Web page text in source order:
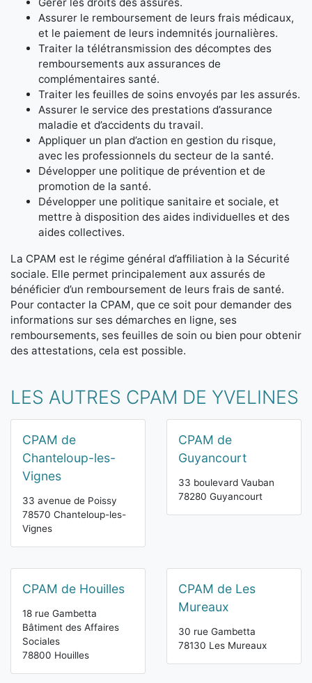
Gérer les droits des assurés.
Assurer le remboursement de leurs frais médicaux,
et le paiement de leurs indemnités journalières.
Traiter la télétransmission des décomptes des
remboursements aux assurances de
complémentaires santé.
Traiter les feuilles de soins envoyés par les assurés.
Assurer le service des prestations d’assurance
maladie et d’accidents du travail.
Appliquer un plan d’action en gestion du risque,
avec les professionnels du secteur de la santé.
Développer une politique de prévention et de
promotion de la santé.
Développer une politique sanitaire et sociale, et
mettre à disposition des aides individuelles et des
aides collectives.
La CPAM est le régime général d’affiliation à la Sécurité
sociale. Elle permet principalement aux assurés de
bénéficier d’un remboursement de leurs frais de santé.
Pour contacter la CPAM, que ce soit pour demander des
informations sur ses démarches en ligne, ses
remboursements, ses feuilles de soin ou bien pour obtenir
des attestations, cela est possible.
LES AUTRES CPAM DE YVELINES
CPAM de
Chanteloup-les-
Vignes
33 avenue de Poissy
78570 Chanteloup-les-
Vignes
CPAM de
Guyancourt
33 boulevard Vauban
78280 Guyancourt
CPAM de Houilles
18 rue Gambetta
Bâtiment des Affaires
Sociales
78800 Houilles
CPAM de Les
Mureaux
30 rue Gambetta
78130 Les Mureaux